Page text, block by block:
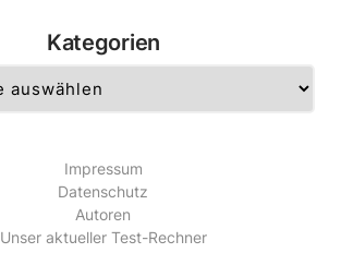
Kategorien
Impressum
Datenschutz
Autoren
Unser aktueller Test-Rechner